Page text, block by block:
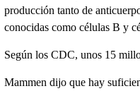
producción tanto de
conocidas como células B y
Según los CDC, unos 15
Mammen dijo que hay